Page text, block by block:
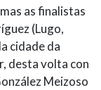
as finalistas
(Lugo,
cidade da
desta volta con
Meizoso